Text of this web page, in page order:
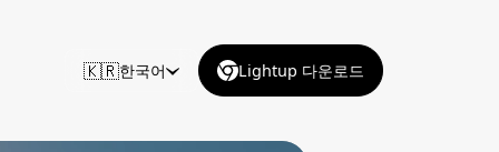
🇰🇷한국어 Lightup 다운로드